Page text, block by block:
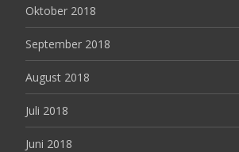
Oktober 2018
September 2018
August 2018
Juli 2018
Juni 2018